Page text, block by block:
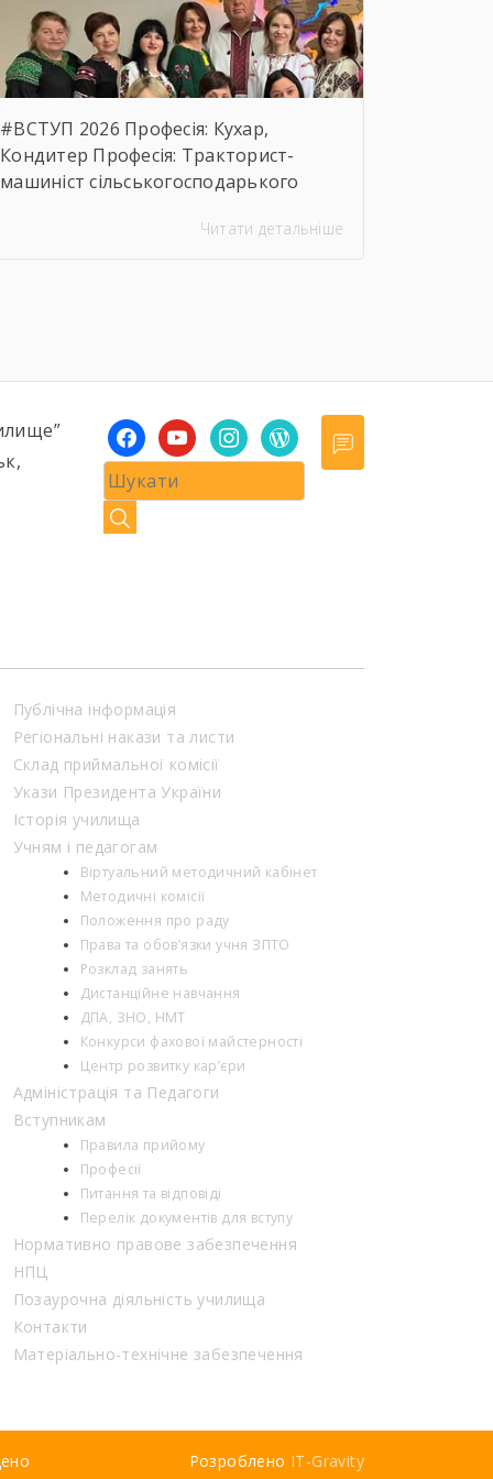
предмета закупівлі.
https://drive.google.com/file/d/
usp=sharing
#ВСТУП 2026 Професія: Кухар,
Кондитер Професія: Тракторист-
машиніст сільськогосподарького
Сільськогосподарських машин та
Читати детальніше
facebookyoutubeinstagramwordpress
Публічна інформація
Регіональні накази та листи
Склад приймальної комісії
Укази Президента України
Історія училища
Учням і педагогам
Віртуальний методичний кабінет
Методичні комісії
Положення про раду
Права та обов’язки учня ЗПТО
Розклад занять
Дистанційне навчання
ДПА, ЗНО, НМТ
Конкурси фахової майстерності
Центр розвитку кар’єри
Адміністрація та Педагоги
Вступникам
Правила прийому
Професії
Питання та відповіді
Перелік документів для вступу
Нормативно правове забезпечення
НПЦ
Позаурочна діяльність училища
Контакти
Матеріально-технічне забезпечення
Розроблено IT-Gravity